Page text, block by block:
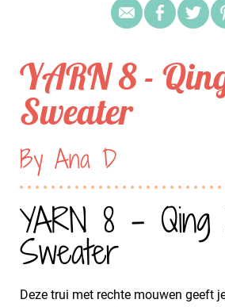
YARN 8 -
Sweater
By Ana D
YARN 8 - Qing
Sweater
Deze trui met rechte mouwen geeft